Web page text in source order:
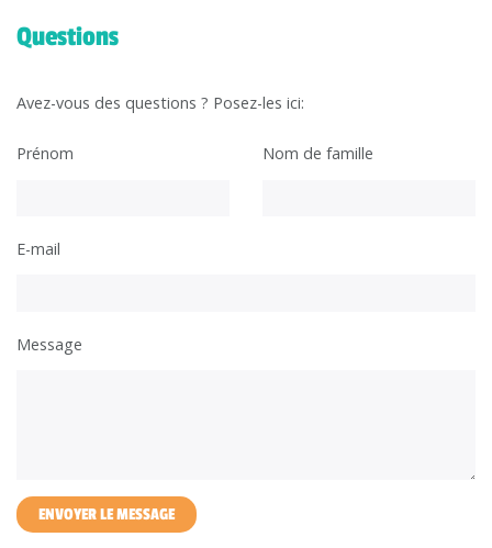
Questions
Avez-vous des questions ? Posez-les ici:
Prénom Nom de famille
E-mail
Message
ENVOYER LE MESSAGE